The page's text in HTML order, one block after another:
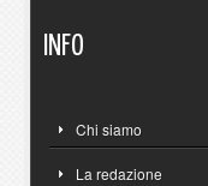
INFO
Chi siamo
La redazione